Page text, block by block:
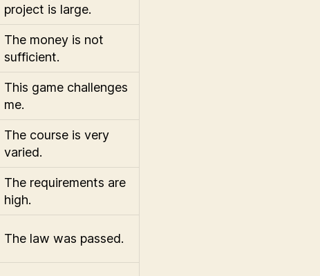
project is large.
The money is not
sufficient.
This game challenges
me.
The course is very
varied.
The requirements are
high.
The law was passed.